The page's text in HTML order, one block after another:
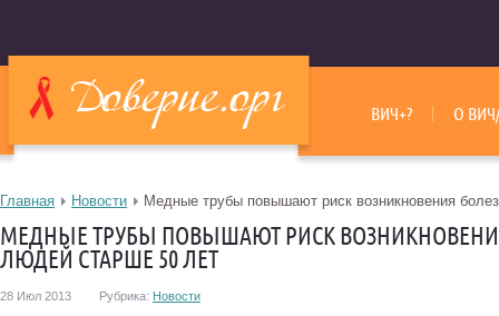
ВИЧ+? О
Главная Новости Медные трубы повышают риск возникновения
МЕДНЫЕ ТРУБЫ ПОВЫШАЮТ РИСК
ЛЮДЕЙ СТАРШЕ 50 ЛЕТ
28 Июл 2013 Рубрика: Новости